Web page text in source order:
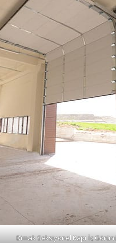
Dimak Seksiyonel Kapı İç